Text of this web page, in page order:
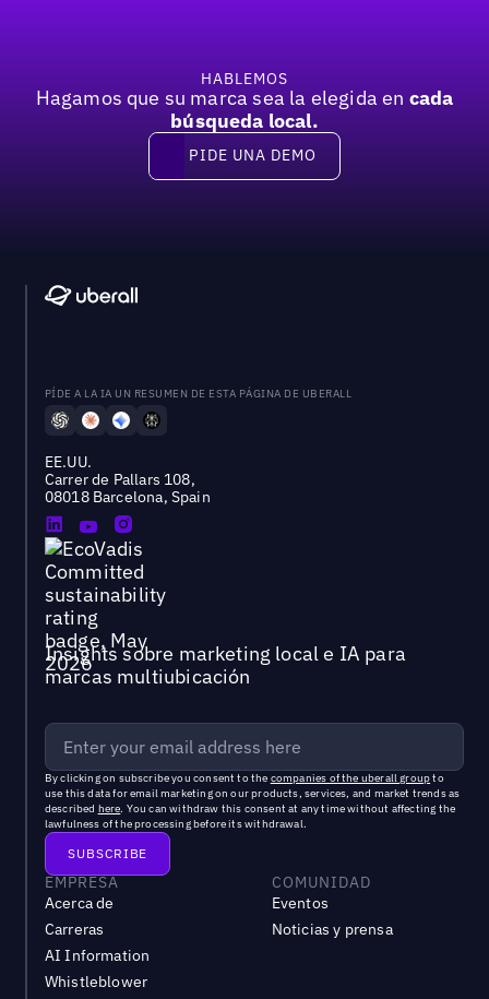
HABLEMOS
Hagamos que su marca sea la elegida en cada
búsqueda local.
Pide una demo
PIDE UNA DEMO
PÍDE A LA IA UN RESUMEN DE ESTA PÁGINA DE UBERALL
EE.UU.
Carrer de Pallars 108,
08018 Barcelona, Spain
Insights sobre marketing local e IA para
marcas multiubicación
By clicking on subscribe you consent to the companies of the uberall groupto
use this data for email marketing on our products, services, and market trends as
described here. You can withdraw this consent at any time without affecting the
lawfulness of the processing before its withdrawal.
EMPRESA
Acerca de
Carreras
AI Information
Whistleblower
COMUNIDAD
Eventos
Noticias y prensa